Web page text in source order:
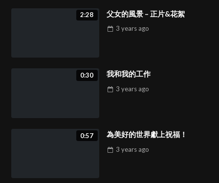
2:28 父女的風景 – 正片&花絮
3 years ago
0:30 我和我的工作
3 years ago
0:57 為美好的世界獻上祝福！
3 years ago